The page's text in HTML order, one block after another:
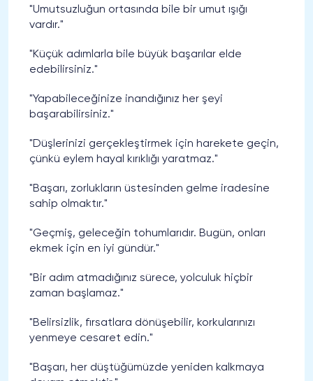
"Umutsuzluğun ortasında bile bir umut ışığı
vardır."
"Küçük adımlarla bile büyük başarılar elde
edebilirsiniz."
"Yapabileceğinize inandığınız her şeyi
başarabilirsiniz."
"Düşlerinizi gerçekleştirmek için harekete geçin,
çünkü eylem hayal kırıklığı yaratmaz."
"Başarı, zorlukların üstesinden gelme iradesine
sahip olmaktır."
"Geçmiş, geleceğin tohumlarıdır. Bugün, onları
ekmek için en iyi gündür."
"Bir adım atmadığınız sürece, yolculuk hiçbir
zaman başlamaz."
"Belirsizlik, fırsatlara dönüşebilir, korkularınızı
yenmeye cesaret edin."
"Başarı, her düştüğümüzde yeniden kalkmaya